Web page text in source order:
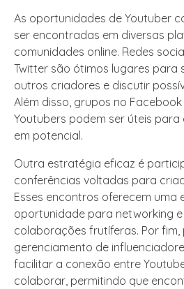
As oportunidades de Youtuber
ser encontradas em diversas
comunidades online. Redes
Twitter são ótimos lugares para
outros criadores e discutir
Além disso, grupos no
Youtubers podem ser úteis
em potencial.
Outra estratégia eficaz é
conferências voltadas para
Esses encontros oferecem uma
oportunidade para networking
colaborações frutíferas. Por
gerenciamento de
facilitar a conexão entre
colaborar, permitindo que